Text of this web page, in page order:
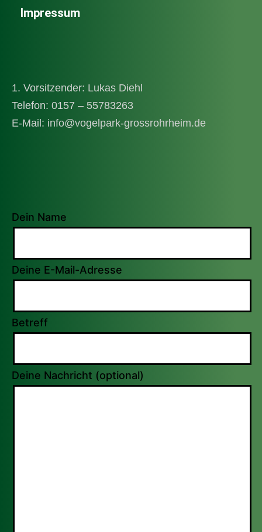
Impressum
1. Vorsitzender: Lukas Diehl
Telefon: 0157 – 55783263
E-Mail: info@vogelpark-grossrohrheim.de
Dein Name
Deine E-Mail-Adresse
Betreff
Deine Nachricht (optional)